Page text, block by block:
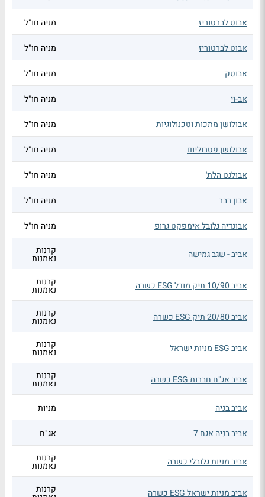
אבוט לברטוריז מניה חו"ל
אבוט לברטוריז מניה חו"ל
אבוטק מניה חו"ל
אב-וי מניה חו"ל
אבולושן מתכות וטכנולוגיות מניה חו"ל
אבולושן פטרוליום מניה חו"ל
אבולנט הלת' מניה חו"ל
אבון רבר מניה חו"ל
אבונדיה גלובל אימפקט גרופ מניה חו"ל
אביב - שגב גמישה קרנות
נאמנות
אביב 10/90 תיק מודל ESG כשרה קרנות
נאמנות
אביב 20/80 תיק ESG כשרה קרנות
נאמנות
אביב ESG מניות ישראל קרנות
נאמנות
אביב אג"ח חברות ESG כשרה קרנות
נאמנות
אביב בניה
מניות
אביב בניה אגח 7 אג"ח
אביב מניות גלובלי כשרה קרנות
נאמנות
אביב מניות ישראל ESG כשרה קרנות